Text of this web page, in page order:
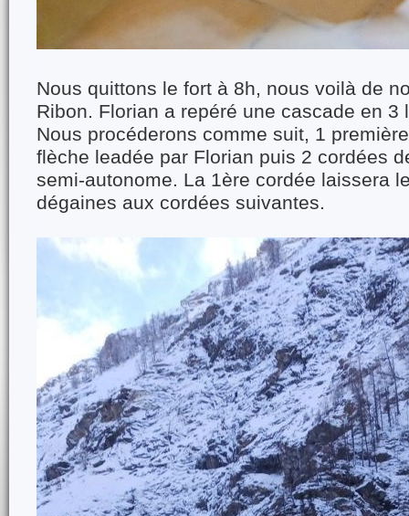
Nous quittons le fort à 8h, nous voilà de
Ribon. Florian a repéré une cascade en 3
Nous procéderons comme suit, 1
flèche leadée par Florian puis 2 cordées
semi-autonome. La 1ère cordée laissera
dégaines aux cordées suivantes.